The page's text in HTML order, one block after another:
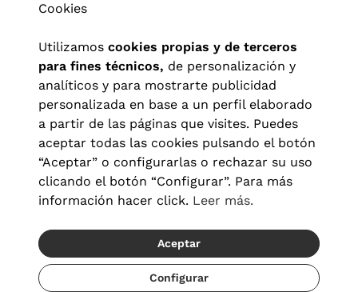
Recíbelo del 22/08 al 24/08
Aviso legal| Política de privacidad Términos y condiciones
Política de cookies|Configuración de cookies
© 2026 Visionlab España
Cookies
Utilizamos cookies propias y de terceros
para fines técnicos, de personalización y
analíticos y para mostrarte publicidad
personalizada en base a un perfil elaborado
a partir de las páginas que visites. Puedes
aceptar todas las cookies pulsando el botón
“Aceptar” o configurarlas o rechazar su uso
clicando el botón “Configurar”. Para más
información hacer click. Leer más.
Aceptar
Configurar